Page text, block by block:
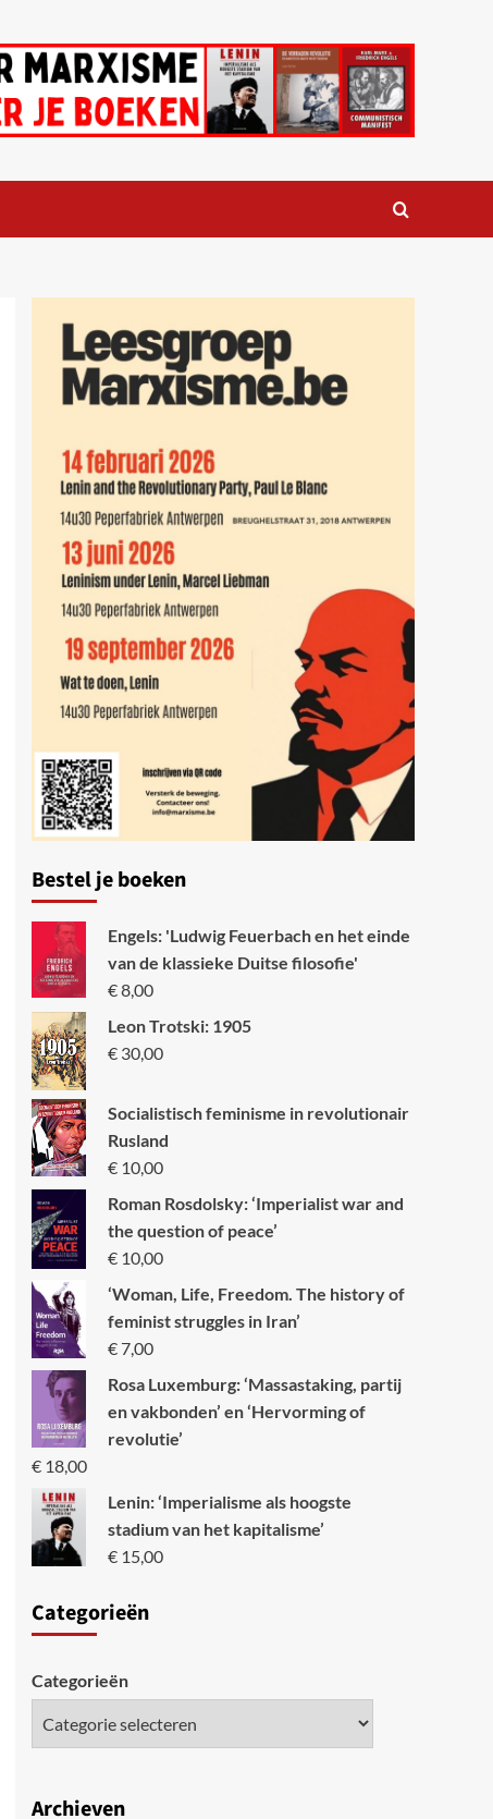
Bestel je boeken
Engels: 'Ludwig Feuerbach en het einde
van de klassieke Duitse filosofie'
€8,00
Leon Trotski: 1905
€30,00
Socialistisch feminisme in revolutionair
Rusland
€10,00
Roman Rosdolsky: ‘Imperialist war and
the question of peace’
€10,00
‘Woman, Life, Freedom. The history of
feminist struggles in Iran’
€7,00
Rosa Luxemburg: ‘Massastaking, partij
en vakbonden’ en ‘Hervorming of
revolutie’
€18,00
Lenin: ‘Imperialisme als hoogste
stadium van het kapitalisme’
€15,00
Categorieën
Categorieën
Archieven